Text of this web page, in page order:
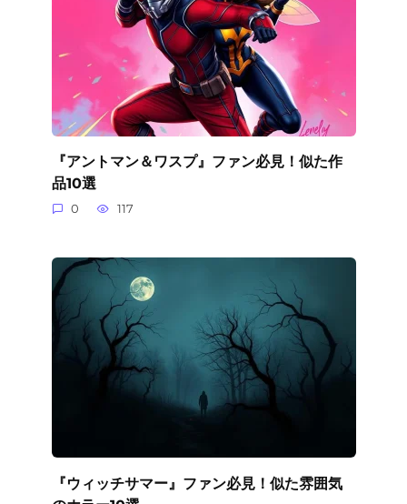
『アントマン＆ワスプ』ファン必見！似た作
品10選
0 117
『ウィッチサマー』ファン必見！似た雰囲気